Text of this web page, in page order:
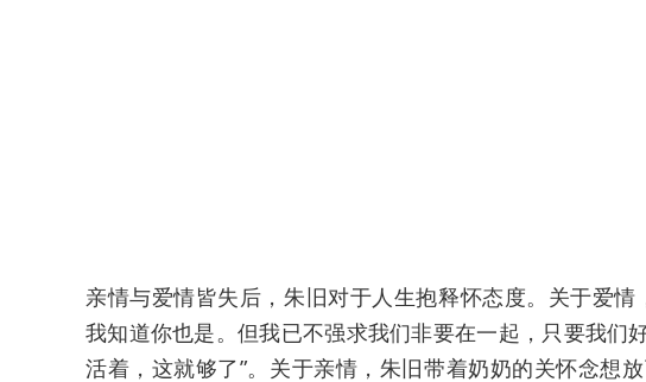
亲情与爱情皆失后，朱旧对于人生抱释怀态度。关于爱情
我知道你也是。但我已不强求我们非要在一起，只要我们
活着，这就够了”。关于亲情，朱旧带着奶奶的关怀念想